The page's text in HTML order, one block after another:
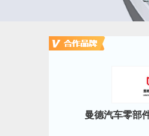
曼德汽车零部